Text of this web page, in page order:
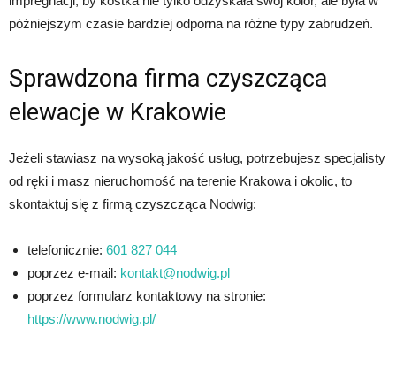
późniejszym czasie bardziej odporna na różne typy zabrudzeń.
Sprawdzona firma czyszcząca
elewacje w Krakowie
Jeżeli stawiasz na wysoką jakość usług, potrzebujesz specjalisty
od ręki i masz nieruchomość na terenie Krakowa i okolic, to
skontaktuj się z firmą czyszcząca Nodwig:
telefonicznie: 601 827 044
poprzez e-mail: kontakt@nodwig.pl
poprzez formularz kontaktowy na stronie:
https://www.nodwig.pl/